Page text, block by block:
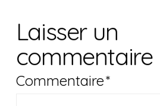
Laisser un
commentaire
Commentaire*